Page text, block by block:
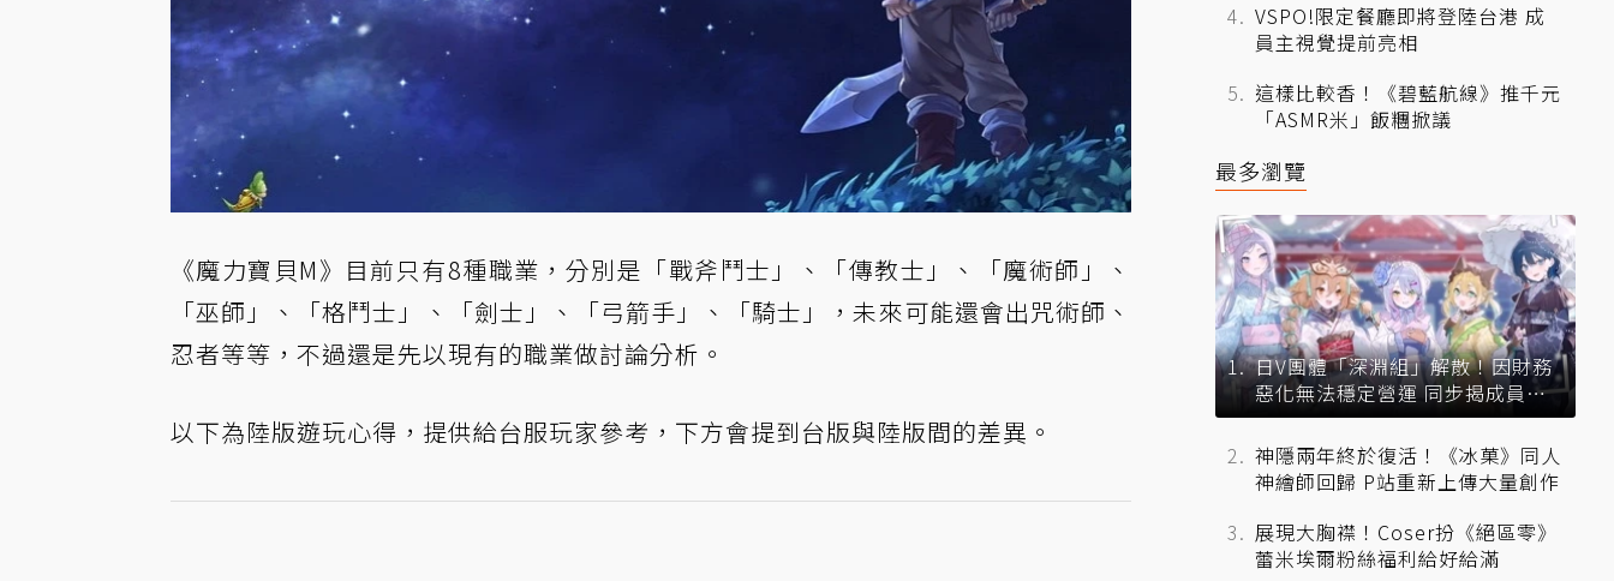
《魔力寶貝M》目前只有8種職業，分別是「戰斧鬥士」、「傳教士」、「魔術師」、
「巫師」、「格鬥士」、「劍士」、「弓箭手」、「騎士」，未來可能還會出咒術師、
忍者等等，不過還是先以現有的職業做討論分析。
以下為陸版遊玩心得，提供給台服玩家參考，下方會提到台版與陸版間的差異。
VSPO!限定餐廳即將登陸台港 成
員主視覺提前亮相
這樣比較香！《碧藍航線》推千元
「ASMR米」飯糰掀議
最多瀏覽
日V團體「深淵組」解散！因財務
惡化無法穩定營運 同步揭成員未
來去向
神隱兩年終於復活！《冰菓》同人
神繪師回歸 P站重新上傳大量創作
展現大胸襟！Coser扮《絕區零》
蕾米埃爾粉絲福利給好給滿